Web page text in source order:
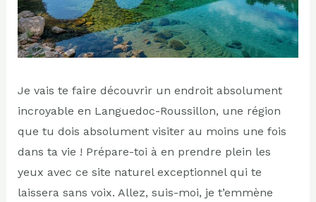
Je vais te faire découvrir un endroit absolument
incroyable en Languedoc-Roussillon, une région
que tu dois absolument visiter au moins une fois
dans ta vie ! Prépare-toi à en prendre plein les
yeux avec ce site naturel exceptionnel qui te
laissera sans voix. Allez, suis-moi, je t’emmène